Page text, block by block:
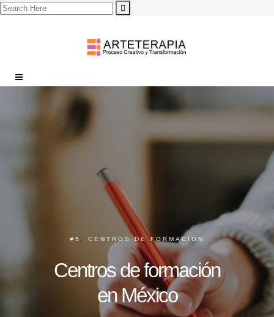
#5 CENTROS DE FORMACIÓN
Centros de formación
en México